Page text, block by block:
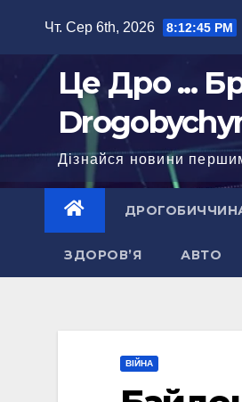
Чт. Сер 6th, 2026 8:12:47 PM
Це Дро ...
Дізнайся новини
ЗДОРОВ’Я АВТО
ВІЙНА